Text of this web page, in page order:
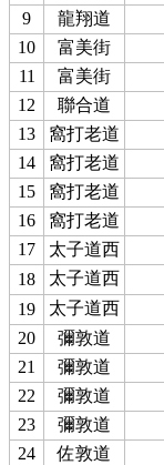
9
龍翔道
10
富美街
11
富美街
12
聯合道
13
窩打老道
14
窩打老道
15
窩打老道
16
窩打老道
17
太子道西
18
太子道西
19
太子道西
20
彌敦道
21
彌敦道
22
彌敦道
23
彌敦道
24
佐敦道